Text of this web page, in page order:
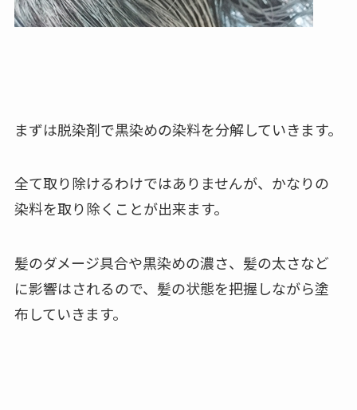
まずは脱染剤で黒染めの染料を分解していきます。
全て取り除けるわけではありませんが、かなりの
染料を取り除くことが出来ます。
髪のダメージ具合や黒染めの濃さ、髪の太さなど
に影響はされるので、髪の状態を把握しながら塗
布していきます。